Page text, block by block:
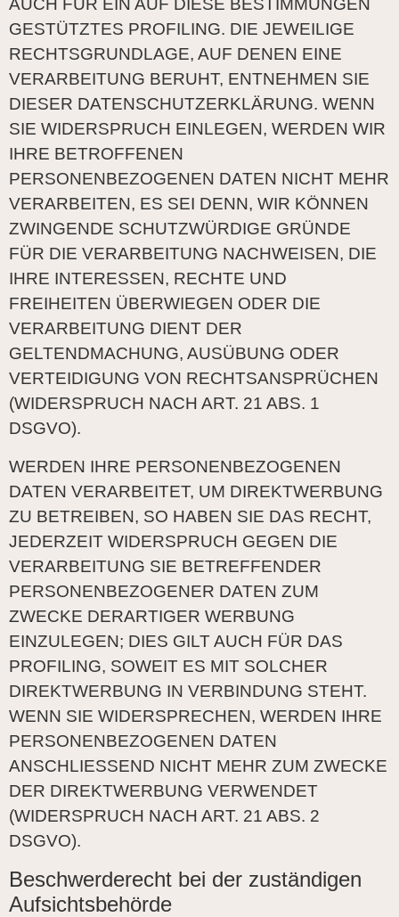
AUCH FÜR EIN AUF DIESE BESTIMMUNGEN
GESTÜTZTES PROFILING. DIE JEWEILIGE
RECHTSGRUNDLAGE, AUF DENEN EINE
VERARBEITUNG BERUHT, ENTNEHMEN SIE
DIESER DATENSCHUTZERKLÄRUNG. WENN
SIE WIDERSPRUCH EINLEGEN, WERDEN WIR
IHRE BETROFFENEN
PERSONENBEZOGENEN DATEN NICHT MEHR
VERARBEITEN, ES SEI DENN, WIR KÖNNEN
ZWINGENDE SCHUTZWÜRDIGE GRÜNDE
FÜR DIE VERARBEITUNG NACHWEISEN, DIE
IHRE INTERESSEN, RECHTE UND
FREIHEITEN ÜBERWIEGEN ODER DIE
VERARBEITUNG DIENT DER
GELTENDMACHUNG, AUSÜBUNG ODER
VERTEIDIGUNG VON RECHTSANSPRÜCHEN
(WIDERSPRUCH NACH ART. 21 ABS. 1
DSGVO).
WERDEN IHRE PERSONENBEZOGENEN
DATEN VERARBEITET, UM DIREKTWERBUNG
ZU BETREIBEN, SO HABEN SIE DAS RECHT,
JEDERZEIT WIDERSPRUCH GEGEN DIE
VERARBEITUNG SIE BETREFFENDER
PERSONENBEZOGENER DATEN ZUM
ZWECKE DERARTIGER WERBUNG
EINZULEGEN; DIES GILT AUCH FÜR DAS
PROFILING, SOWEIT ES MIT SOLCHER
DIREKTWERBUNG IN VERBINDUNG STEHT.
WENN SIE WIDERSPRECHEN, WERDEN IHRE
PERSONENBEZOGENEN DATEN
ANSCHLIESSEND NICHT MEHR ZUM ZWECKE
DER DIREKTWERBUNG VERWENDET
(WIDERSPRUCH NACH ART. 21 ABS. 2
DSGVO).
Beschwerde­recht bei der zuständigen
Aufsichts­behörde